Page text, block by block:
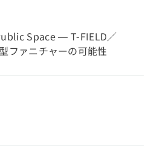
Space ― T-FIELD／
ファニチャーの可能性